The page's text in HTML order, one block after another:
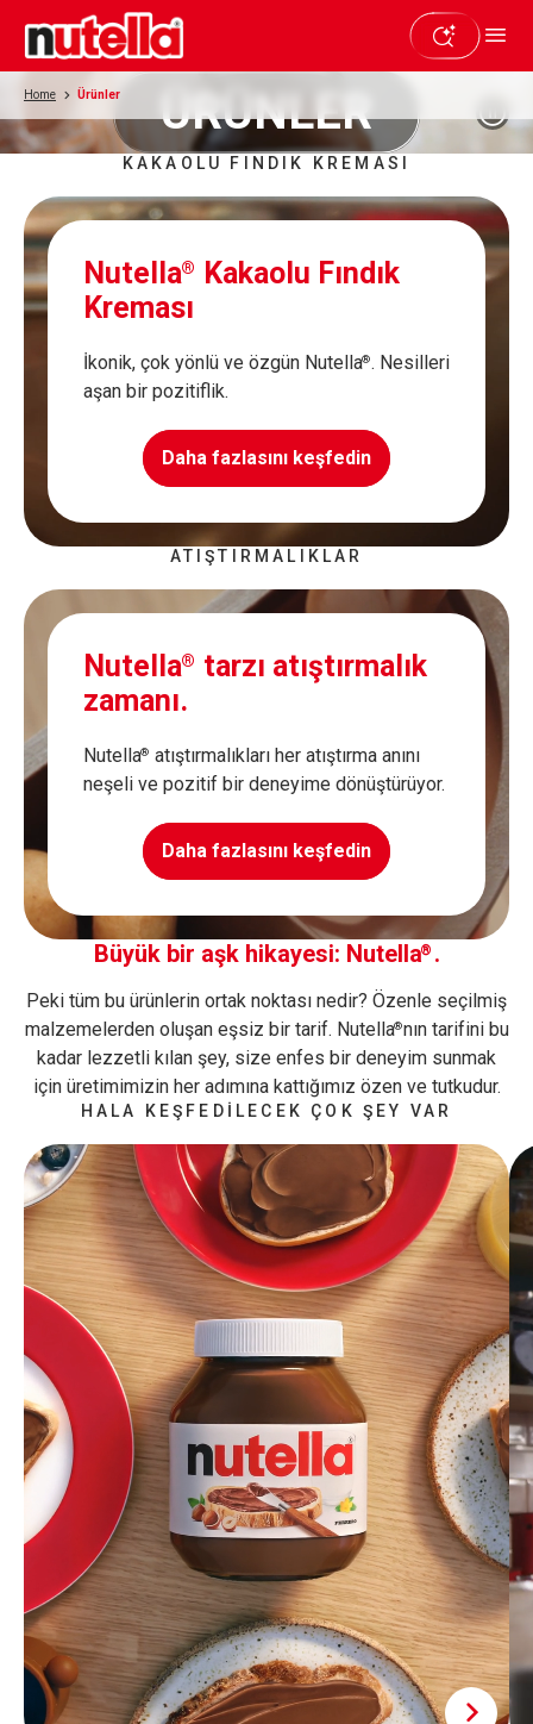
Home Ürünler ÜRÜNLER
KAKAOLU FINDIK KREMASI
Nutella® Kakaolu Fındık
Kreması
İkonik, çok yönlü ve özgün Nutella®. Nesilleri
aşan bir pozitiflik.
Daha fazlasını keşfedin
ATIŞTIRMALIKLAR
Nutella® tarzı atıştırmalık
zamanı.
Nutella® atıştırmalıkları her atıştırma anını
neşeli ve pozitif bir deneyime dönüştürüyor.
Daha fazlasını keşfedin
Büyük bir aşk hikayesi: Nutella® .
Peki tüm bu ürünlerin ortak noktası nedir? Özenle seçilmiş
malzemelerden oluşan eşsiz bir tarif. Nutella®nın tarifini bu
kadar lezzetli kılan şey, size enfes bir deneyim sunmak
için üretimimizin her adımına kattığımız özen ve tutkudur.
HALA KEŞFEDİLECEK ÇOK ŞEY VAR